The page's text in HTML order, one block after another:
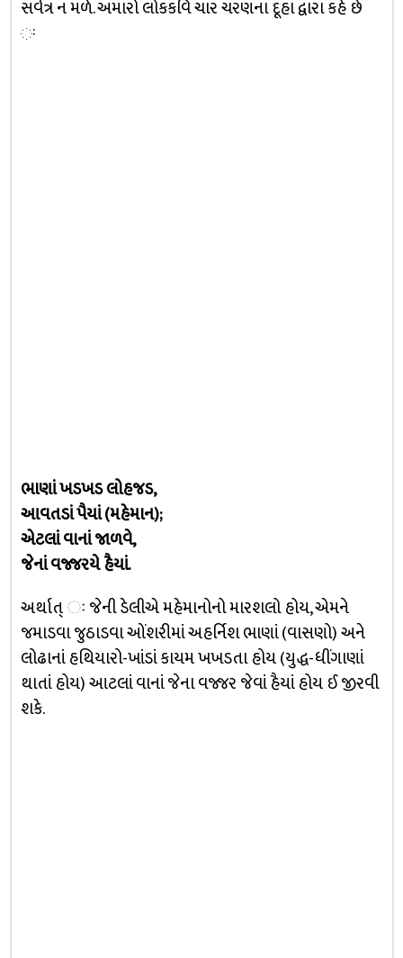
સર્વત્ર ન મળે. અમારો લોકકવિ ચાર ચરણના દૂહા દ્વારા કહે છે
ઃ
ભાણાં ખડખડ લોહજડ,
આવતડાં પૈયાં (મહેમાન);
એટલાં વાનાં જાળવે,
જેનાં વજ્જરયે હૈયાં.
અર્થાત્‌ ઃ જેની ડેલીએ મહેમાનોનો મારશલો હોય, એમને
જમાડવા જુઠાડવા ઓંશરીમાં અહર્નિશ ભાણાં (વાસણો) અને
લોઢાનાં હથિયારો-ખાંડાં કાયમ ખખડતા હોય (યુદ્ધ-ધીંગાણાં
થાતાં હોય) આટલાં વાનાં જેના વજ્જર જેવાં હૈયાં હોય ઈ જીરવી
શકે.